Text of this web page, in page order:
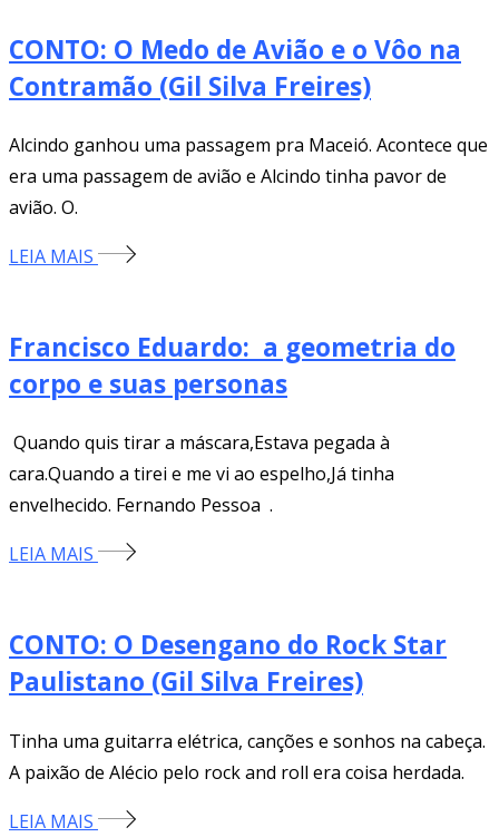
CONTO: O Medo de Avião e o Vôo na
Contramão (Gil Silva Freires)
Alcindo ganhou uma passagem pra Maceió. Acontece que
era uma passagem de avião e Alcindo tinha pavor de
avião. O.
LEIA MAIS
Francisco Eduardo: a geometria do
corpo e suas personas
Quando quis tirar a máscara,Estava pegada à
cara.Quando a tirei e me vi ao espelho,Já tinha
envelhecido. Fernando Pessoa .
LEIA MAIS
CONTO: O Desengano do Rock Star
Paulistano (Gil Silva Freires)
Tinha uma guitarra elétrica, canções e sonhos na cabeça.
A paixão de Alécio pelo rock and roll era coisa herdada.
LEIA MAIS